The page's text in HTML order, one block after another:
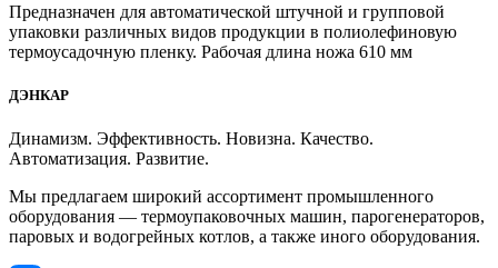
Предназначен для автоматической штучной и групповой
упаковки различных видов продукции в полиолефиновую
термоусадочную пленку. Рабочая длина ножа 610 мм
ДЭНКАР
Динамизм. Эффективность. Новизна. Качество.
Автоматизация. Развитие.
Мы предлагаем широкий ассортимент промышленного
оборудования — термоупаковочных машин, парогенераторов,
паровых и водогрейных котлов, а также иного оборудования.